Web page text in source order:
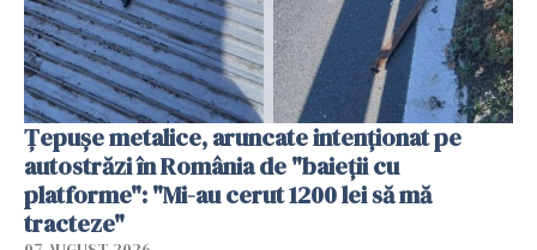
Țepușe metalice, aruncate intenționat pe
autostrăzi în România de "baieții cu
platforme": "Mi-au cerut 1200 lei să mă
tracteze"